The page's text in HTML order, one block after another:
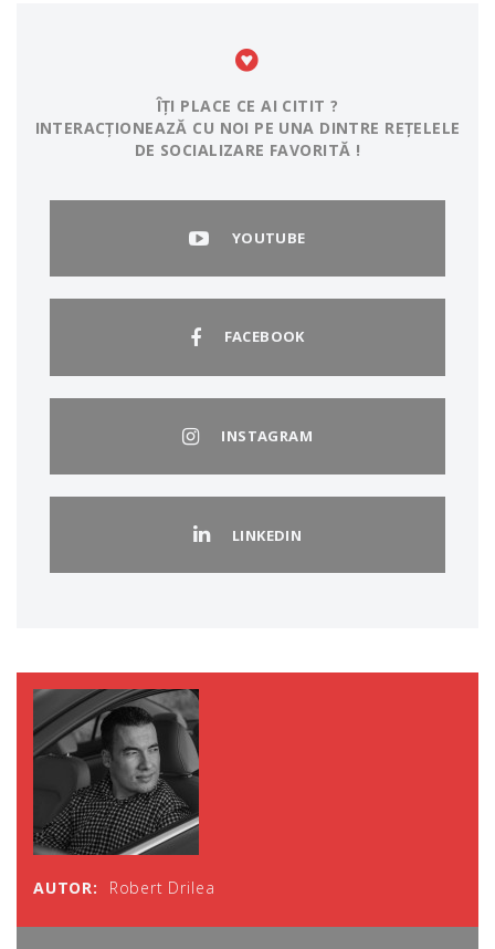
ÎȚI PLACE CE AI CITIT ?
INTERACȚIONEAZĂ CU NOI PE UNA DINTRE REȚELELE
DE SOCIALIZARE FAVORITĂ !
YOUTUBE
FACEBOOK
INSTAGRAM
LINKEDIN
AUTOR: Robert Drilea